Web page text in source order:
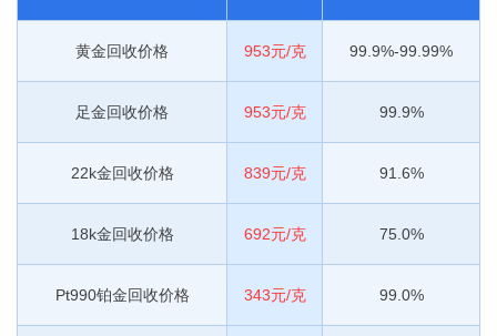
黄金回收价格 953元/克 99.9%-99.99%
足金回收价格 953元/克 99.9%
22k金回收价格 839元/克 91.6%
18k金回收价格 692元/克 75.0%
Pt990铂金回收价格 343元/克 99.0%